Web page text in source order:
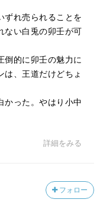
ずれ売られることを
ない白兎の卯壬が可
倒的に卯壬の魅力に
は、王道だけどちょ
かった。やはり小中
詳細をみる
フォロー